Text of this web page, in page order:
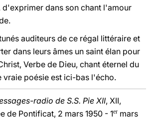
d'exprimer dans son chant l'amour
auditeurs de ce régal littéraire et
dans leurs âmes un saint élan pour
Verbe de Dieu, chant éternel du
vraie poésie est ici-bas l'écho.
radio de S.S. Pie XII, XII,
de Pontificat, 2 mars 1950 - 1er mars